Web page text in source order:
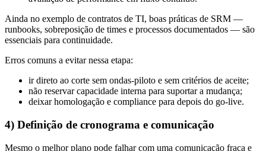
Ainda no exemplo de contratos de TI, boas práticas de SRM —
runbooks, sobreposição de times e processos documentados — são
essenciais para continuidade.
Erros comuns a evitar nessa etapa:
ir direto ao corte sem ondas-piloto e sem critérios de aceite;
não reservar capacidade interna para suportar a mudança;
deixar homologação e compliance para depois do go-live.
4) Definição de cronograma e comunicação
Mesmo o melhor plano pode falhar com uma comunicação fraca e